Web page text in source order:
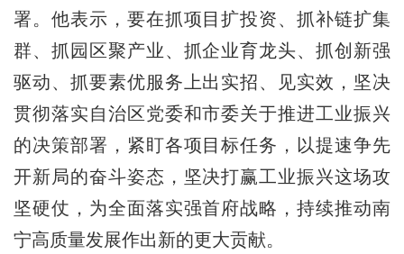
署。他表示，要在抓项目扩投资、抓补链扩集
群、抓园区聚产业、抓企业育龙头、抓创新强
驱动、抓要素优服务上出实招、见实效，坚决
贯彻落实自治区党委和市委关于推进工业振兴
的决策部署，紧盯各项目标任务，以提速争先
开新局的奋斗姿态，坚决打赢工业振兴这场攻
坚硬仗，为全面落实强首府战略，持续推动南
宁高质量发展作出新的更大贡献。